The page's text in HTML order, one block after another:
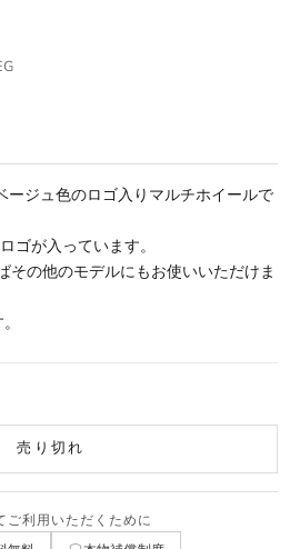
ージュ色のロゴ入りマルチホイールで
ゴが入っています。
その他のモデルにもお使いいただけま
売り切れ
ご利用いただくために